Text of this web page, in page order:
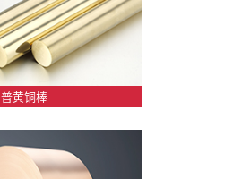
普黄铜棒